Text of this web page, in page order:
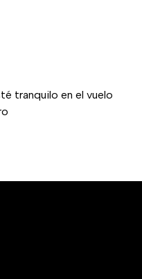
tranquilo en el vuelo